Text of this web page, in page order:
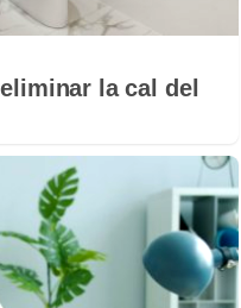
la cal del